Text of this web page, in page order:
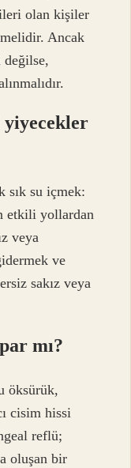
olan kişiler
Ancak
değilse,
yiyecekler
sık su içmek:
etkili yollardan
veya
ve
sakız veya
mı?
öksürük,
cisim hissi
reflü;
oluşan bir